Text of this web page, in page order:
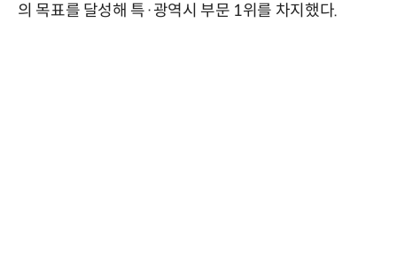
의 목표를 달성해 특·광역시 부문 1위를 차지했다.